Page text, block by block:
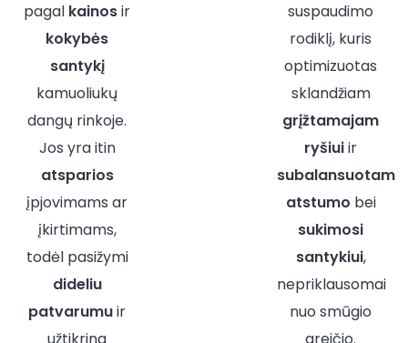
pagal kainosir
kokybės
santykį
kamuoliukų
dangų rinkoje.
Jos yra itin
atsparios
įpjovimams ar
įkirtimams,
todėl pasižymi
dideliu
patvarumuir
suspaudimo
rodiklį, kuris
optimizuotas
sklandžiam
grįžtamajam
ryšiuiir
subalansuotam
atstumo bei
sukimosi
santykiui,
nepriklausomai
nuo smūgio